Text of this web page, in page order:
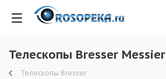
Телескопы Bresser Messier
Телескопы Bresser